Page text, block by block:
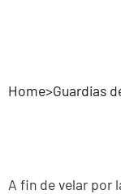
Home>Guardias
A fin de velar por